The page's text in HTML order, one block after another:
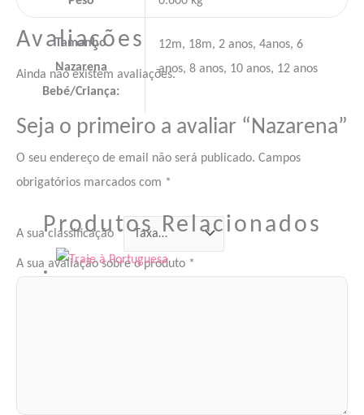
Tamanho
Nazarena
Bebé/Criança:
12m, 18m, 2 anos, 4anos, 6
anos, 8 anos, 10 anos, 12 anos
Avaliações
Ainda não existem avaliações.
Seja o primeiro a avaliar “Nazarena”
O seu endereço de email não será publicado. Campos
obrigatórios marcados com *
A sua classificação *
A sua avaliação sobre o produto *
Produtos Relacionados